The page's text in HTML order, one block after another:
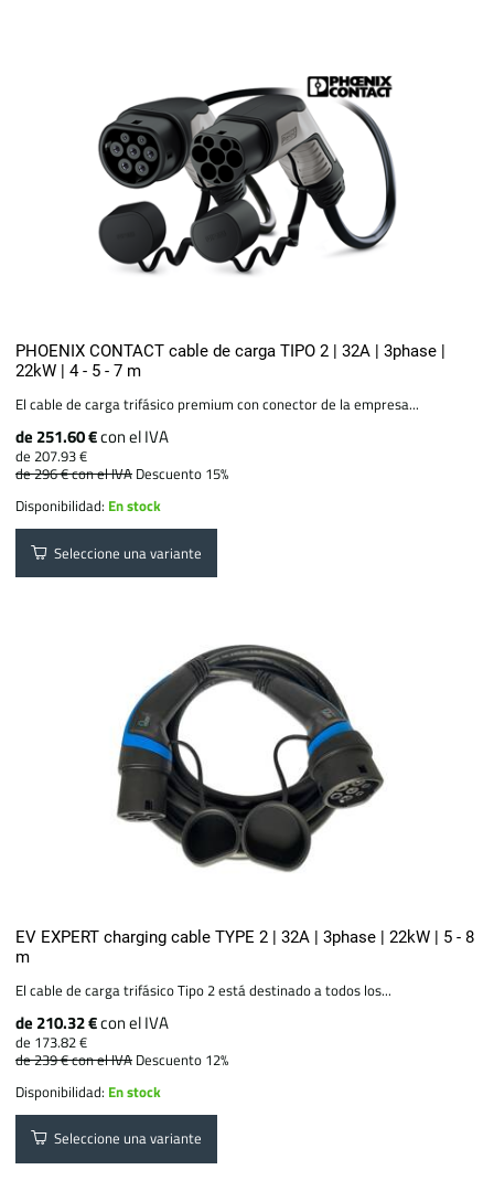
PHOENIX CONTACT cable de carga TIPO 2 | 32A | 3phase |
22kW | 4 - 5 - 7 m
El cable de carga trifásico premium con conector de la empresa...
de 251.60 €con el IVA
de 207.93 €
de 296 €con el IVA Descuento 15%
Disponibilidad: En stock
Seleccione una variante
EV EXPERT charging cable TYPE 2 | 32A | 3phase | 22kW | 5 - 8
m
El cable de carga trifásico Tipo 2 está destinado a todos los...
de 210.32 €con el IVA
de 173.82 €
de 239 €con el IVA Descuento 12%
Disponibilidad: En stock
Seleccione una variante